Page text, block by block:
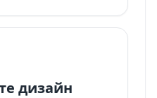
дизайн